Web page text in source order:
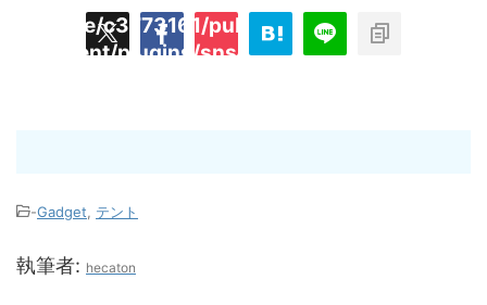
/home/c3773161/public_html/
content/plugins/sns-count-cache/sns-
-Gadget, テント
執筆者: hecaton